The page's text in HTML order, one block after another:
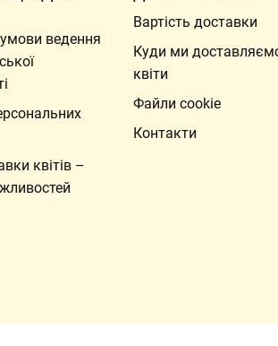
ведення
квітів –
Вартість доставки
Куди ми
квіти
Файли cookie
Контакти